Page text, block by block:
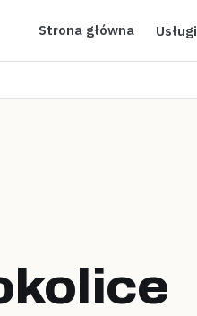
Strona główna Usługi